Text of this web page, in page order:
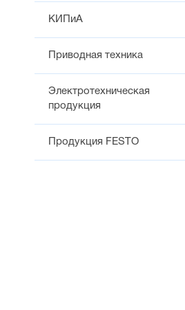
КИПиА
Приводная техника
Электротехническая
продукция
Продукция FESTO